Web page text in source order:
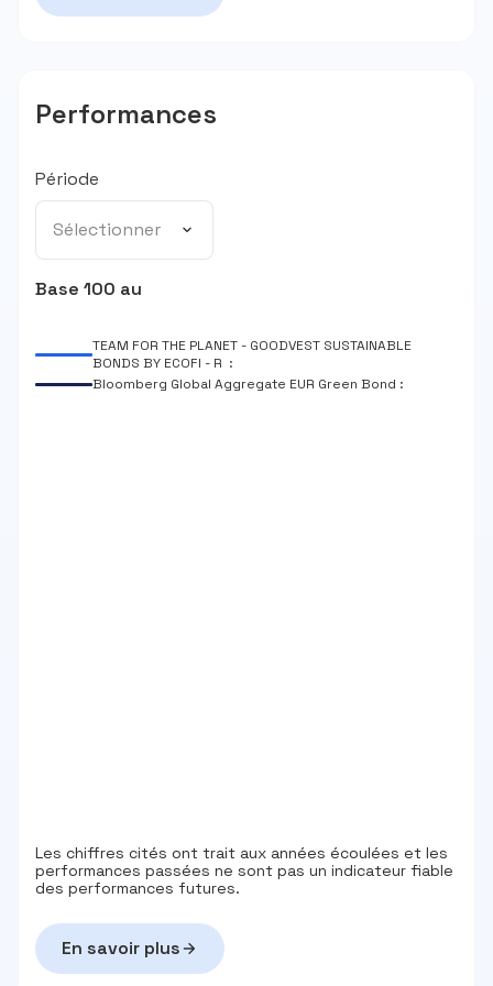
Performances
Période
Sélectionner
Base 100 au
TEAM FOR THE PLANET - GOODVEST SUSTAINABLE
BONDS BY ECOFI - R :
Bloomberg Global Aggregate EUR Green Bond :
Les chiffres cités ont trait aux années écoulées et les
performances passées ne sont pas un indicateur fiable
des performances futures.
En savoir plus